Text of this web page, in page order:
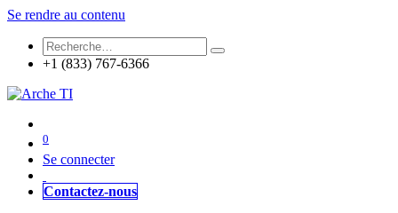
Se rendre au contenu
+1 (833) 767-6366
0
Se connecter
Contactez-nous